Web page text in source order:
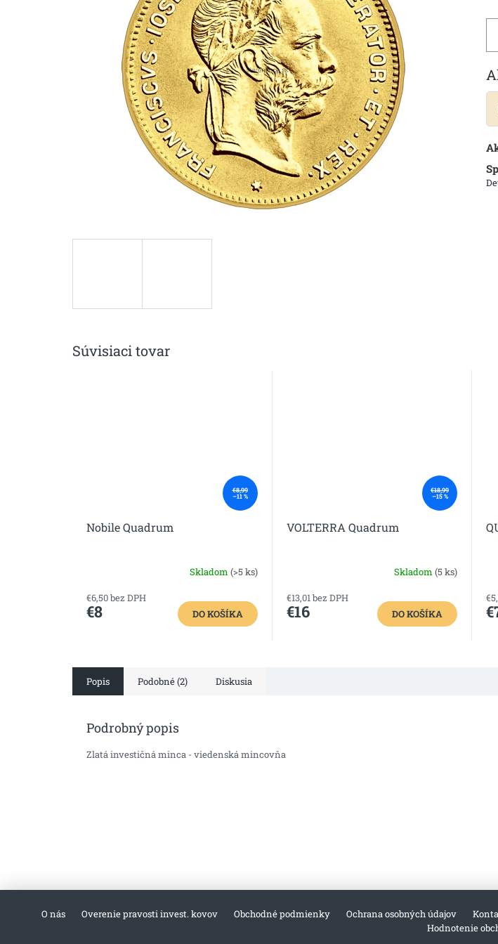
Súvisiaci tovar
€8,99
–11 %
Nobile Quadrum
Skladom (>5 ks)
€6,50 bez DPH
€8 DO KOŠÍKA
€18,99
–15 %
VOLTERRA Quadrum
Skladom (5 ks)
€13,01 bez DPH
€16 DO KOŠÍKA
Popis Podobné (2) Diskusia
Podrobný popis
Zlatá investičná minca - viedenská mincovňa
O nás Overenie pravosti invest. kovov Obchodné podmienky Ochrana osobných údajov
Hodnotenie